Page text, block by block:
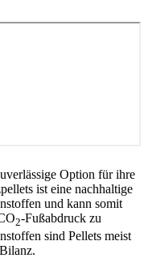
Option für ihre
ist eine nachhaltige
und kann somit
2-Fußabdruck zu
sind Pellets meist